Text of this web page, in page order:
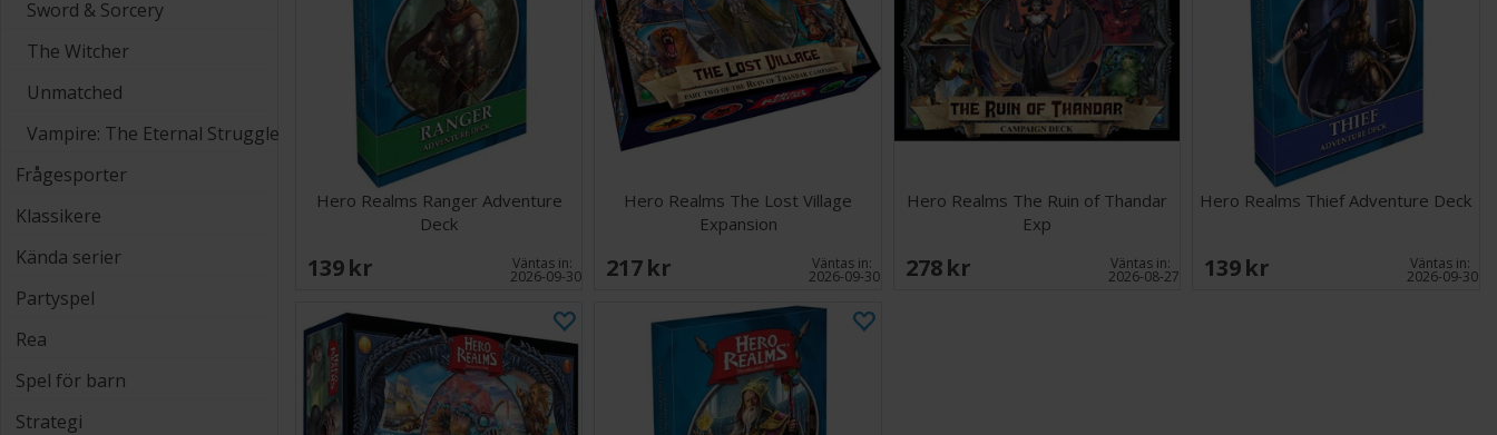
Sword & Sorcery
The Witcher
Unmatched
Vampire: The Eternal Struggle
Frågesporter
Klassikere
Kända serier
Partyspel
Rea
Spel för barn
Strategi
Hero Realms Ranger Adventure
Deck
139 SEK Väntas in:
2026-09-30
Hero Realms The Lost Village
Expansion
217 SEK Väntas in:
2026-09-30
Hero Realms The Ruin of Thandar
Exp
278 SEK Väntas in:
2026-08-27
Hero Realms Thief Adventure Deck
139 SEK Väntas in:
2026-09-30